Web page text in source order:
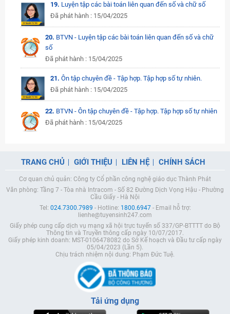
19. Luyện tập các bài toán liên quan đến số và chữ số
Đã phát hành : 15/04/2025
20. BTVN - Luyện tập các bài toán liên quan đến số và chữ
số
Đã phát hành : 15/04/2025
21. Ôn tập chuyên đề - Tập hợp. Tập hợp số tự nhiên.
Đã phát hành : 15/04/2025
22. BTVN - Ôn tập chuyên đề - Tập hợp. Tập hợp số tự nhiên
Đã phát hành : 15/04/2025
TRANG CHỦ GIỚI THIỆU LIÊN HỆ CHÍNH SÁCH
Cơ quan chủ quản: Công ty Cổ phần công nghệ giáo dục Thành Phát
Văn phòng: Tầng 7 - Tòa nhà Intracom - Số 82 Đường Dịch Vọng Hậu - Phường
Cầu Giấy - Hà Nội
Tel: 024.7300.7989 - Hotline: 1800.6947- Email hỗ trợ:
lienhe@tuyensinh247.com
Giấy phép cung cấp dịch vụ mạng xã hội trực tuyến số 337/GP-BTTTT do Bộ
Thông tin và Truyền thông cấp ngày 10/07/2017.
Giấy phép kinh doanh: MST-0106478082 do Sở Kế hoạch và Đầu tư cấp ngày
05/04/2023 (Lần 5).
Chịu trách nhiệm nội dung: Phạm Đức Tuệ.
Tải ứng dụng